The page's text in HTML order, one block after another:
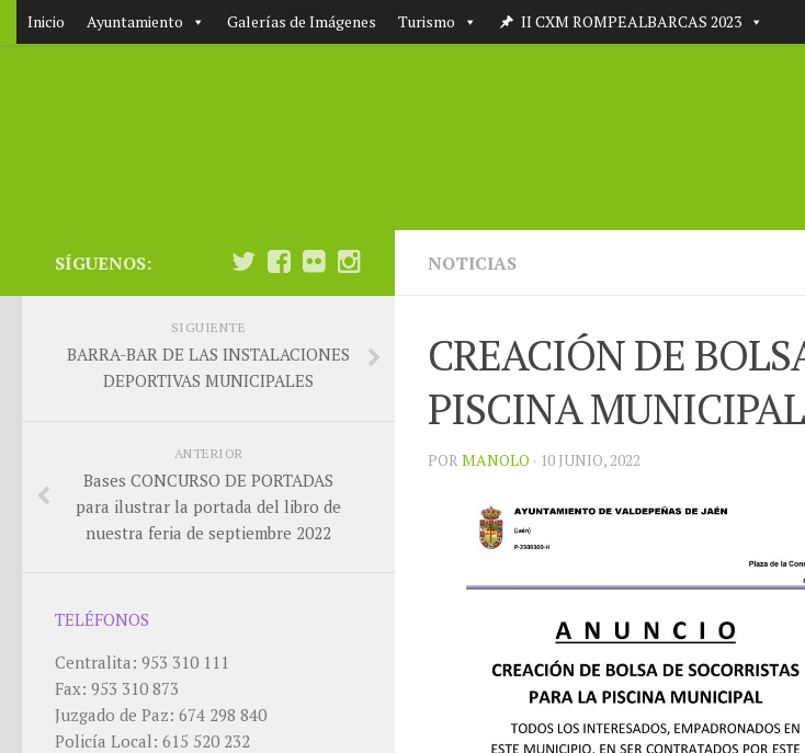
Inicio Ayuntamiento Galerías de Imágenes Turismo II CXM ROMPEALBARCAS 2023
NOTICIAS
CREACIÓN DE
PISCINA MUNICIPAL
POR MANOLO · 10 JUNIO, 2022
SÍGUENOS:
SIGUIENTE
BARRA-BAR DE LAS INSTALACIONES
DEPORTIVAS MUNICIPALES
ANTERIOR
Bases CONCURSO DE PORTADAS
para ilustrar la portada del libro de
nuestra feria de septiembre 2022
TELÉFONOS
Centralita: 953 310 111
Fax: 953 310 873
Juzgado de Paz: 674 298 840
Policía Local: 615 520 232